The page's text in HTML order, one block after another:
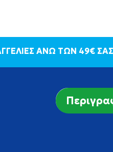
ΑΝΩ ΤΩΝ 49€